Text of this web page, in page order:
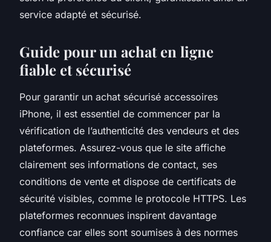
service adapté et sécurisé.
Guide pour un achat en ligne
fiable et sécurisé
Pour garantir un achat sécurisé accessoires
iPhone, il est essentiel de commencer par la
vérification de l’authenticité des vendeurs et des
plateformes. Assurez-vous que le site affiche
clairement ses informations de contact, ses
conditions de vente et dispose de certificats de
sécurité visibles, comme le protocole HTTPS. Les
plateformes reconnues inspirent davantage
confiance car elles sont soumises à des normes